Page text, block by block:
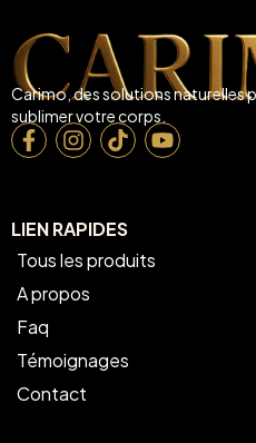
Carimo, des solutions naturelles
sublimer votre corps.
LIEN RAPIDES
Tous les produits
A propos
Faq
Témoignages
Contact